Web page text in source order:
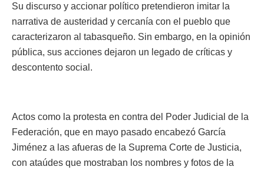
Su discurso y accionar político pretendieron imitar la
narrativa de austeridad y cercanía con el pueblo que
caracterizaron al tabasqueño. Sin embargo, en la opinión
pública, sus acciones dejaron un legado de críticas y
descontento social.
Actos como la protesta en contra del Poder Judicial de la
Federación, que en mayo pasado encabezó García
Jiménez a las afueras de la Suprema Corte de Justicia,
con ataúdes que mostraban los nombres y fotos de la